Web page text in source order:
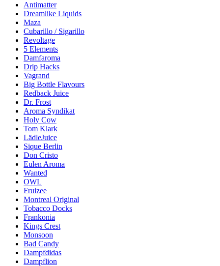
Antimatter
Dreamlike Liquids
Maza
Cubarillo / Sigarillo
Revoltage
5 Elements
Damfaroma
Drip Hacks
Vagrand
Big Bottle Flavours
Redback Juice
Dr. Frost
Aroma Syndikat
Holy Cow
Tom Klark
LädleJuice
Sique Berlin
Don Cristo
Eulen Aroma
Wanted
OWL
Fruizee
Montreal Original
Tobacco Docks
Frankonia
Kings Crest
Monsoon
Bad Candy
Dampfdidas
Dampflion